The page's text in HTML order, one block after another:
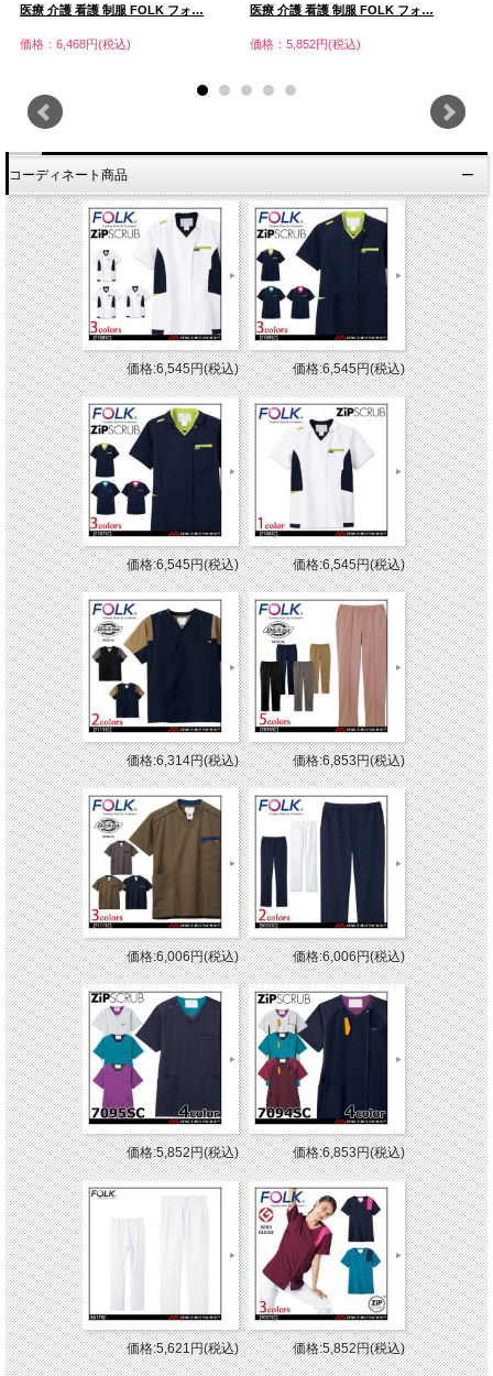
医療 介護 看護 制服 FOLK フォ…
価格：6,468円(税込)
医療 介護 看護 制服 FOLK フォ…
価格：5,852円(税込)
コーディネート商品
価格:6,545円(税込) 価格:6,545円(税込)
価格:6,545円(税込) 価格:6,545円(税込)
価格:6,314円(税込) 価格:6,853円(税込)
価格:6,006円(税込) 価格:6,006円(税込)
価格:5,852円(税込) 価格:6,853円(税込)
価格:5,621円(税込) 価格:5,852円(税込)